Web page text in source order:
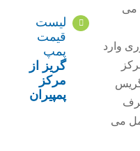
می
وارد
می
لیست
قیمت
پمپ
گریز از
مرکز
پمپیران